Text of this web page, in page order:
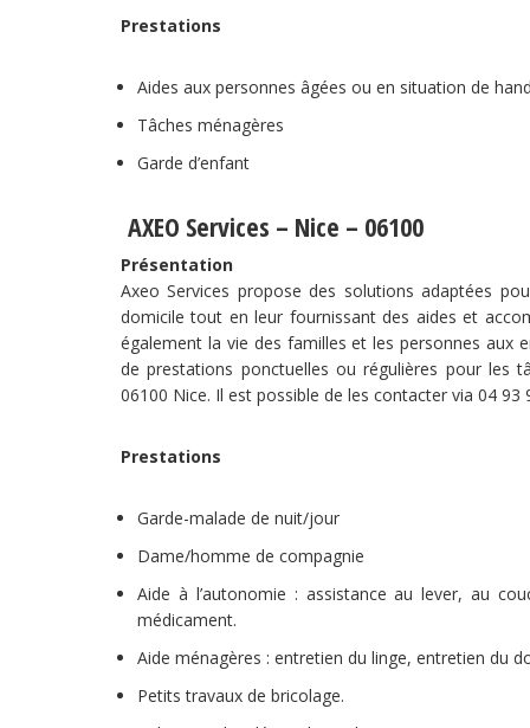
Prestations
Aides aux personnes âgées ou en situation de
Tâches ménagères
Garde d’enfant
AXEO Services – Nice – 06100
Présentation
Axeo Services propose des solutions adaptées
domicile tout en leur fournissant des aides et
également la vie des familles et les personnes aux
de prestations ponctuelles ou régulières pour les
06100 Nice. Il est possible de les contacter via 04 93
Prestations
Garde-malade de nuit/jour
Dame/homme de compagnie
Aide à l’autonomie : assistance au lever, au
médicament.
Aide ménagères : entretien du linge, entretien du
Petits travaux de bricolage.